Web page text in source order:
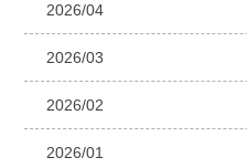
2026/04
2026/03
2026/02
2026/01